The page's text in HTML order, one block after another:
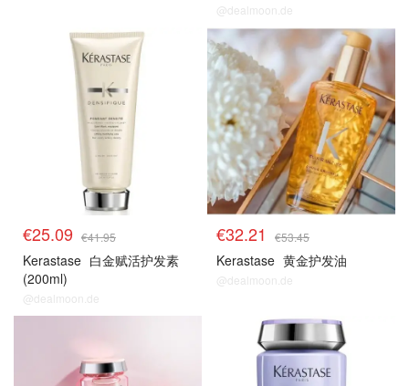
@dealmoon.de
€25.09 €41.95
Kerastase 白金赋活护发素
(200ml)
@dealmoon.de
卡诗
€32.21 €53.45
Kerastase 黄金护发油
@dealmoon.de